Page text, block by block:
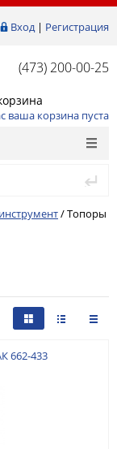
Вход| Регистрация
(473) 200-00-25
ваша корзина пуста
/Топоры
662-433